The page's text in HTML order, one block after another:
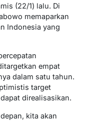
(22/1) lalu. Di
memaparkan
Indonesia yang
empat
dalam satu tahun.
target
direalisasikan.
kita akan